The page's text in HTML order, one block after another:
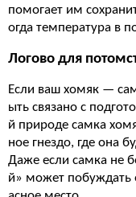
помогает им
огда температура в
Логово для
Если ваш хомяк —
ыть связано с
й природе самка
ное гнездо, где она
Даже если самка не
й» может побуждать